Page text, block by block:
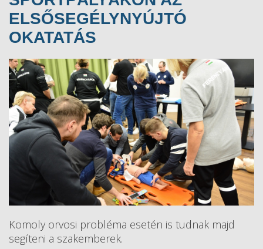
ELSŐSEGÉLYNYÚJTÓ
OKATATÁS
Komoly orvosi probléma esetén is tudnak majd
segíteni a szakemberek.